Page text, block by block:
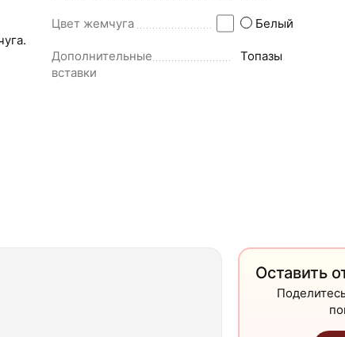
Цвет жемчуга Белый
Дополнительные
вставки
Топазы
Оставить